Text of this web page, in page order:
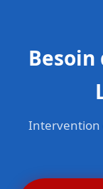
Intervention